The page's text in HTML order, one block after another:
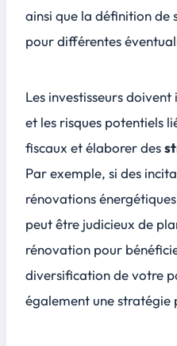
ainsi que la définition de
pour différentes
Les investisseurs
et les risques potentiels
fiscaux et élaborer des
Par exemple, si des
rénovations
peut être judicieux de
rénovation pour
diversification de votre
également une stratégie